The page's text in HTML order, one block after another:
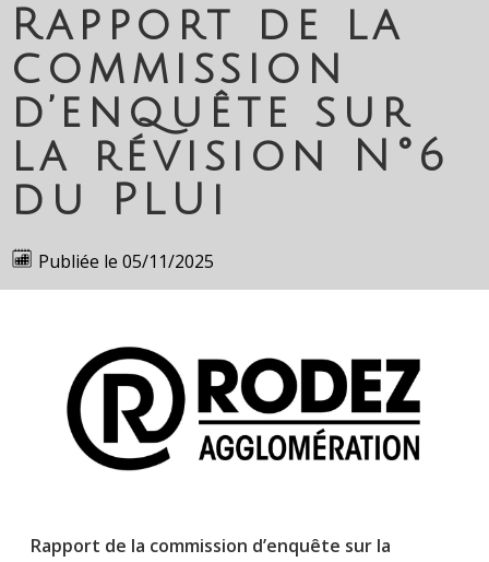
Rapport de la
commission
d’enquête sur
la révision N°6
du PLUi
Publiée le 05/11/2025
Rapport de la commission d’enquête sur la